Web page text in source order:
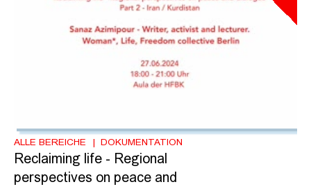
ALLE BEREICHE DOKUMENTATION
Reclaiming life - Regional
perspectives on peace and